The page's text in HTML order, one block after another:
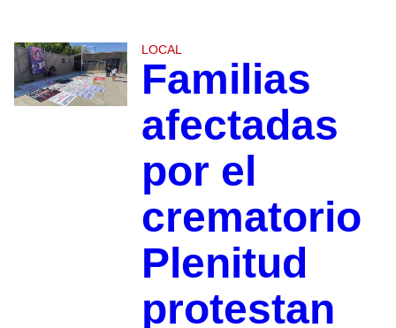
LOCAL
Familias
afectadas
por el
crematorio
Plenitud
protestan